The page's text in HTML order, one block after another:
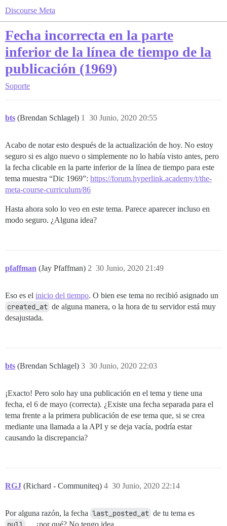
Discourse Meta
Fecha incorrecta en la parte
inferior de la línea de tiempo de la
publicación (1969)
Soporte
bts (Brendan Schlagel) 30 Junio, 2020 20:55
1
Acabo de notar esto después de la actualización de hoy. No estoy
seguro si es algo nuevo o simplemente no lo había visto antes, pero
la fecha clicable en la parte inferior de la línea de tiempo para este
tema muestra “Dic 1969”: https://forum.hyperlink.academy/t/the-
meta-course-curriculum/86
Hasta ahora solo lo veo en este tema. Parece aparecer incluso en
modo seguro. ¿Alguna idea?
pfaffman (Jay Pfaffman) 30 Junio, 2020 21:49
2
Eso es el inicio del tiempo. O bien ese tema no recibió asignado un
created_at de alguna manera, o la hora de tu servidor está muy
desajustada.
bts (Brendan Schlagel) 30 Junio, 2020 22:03
3
¡Exacto! Pero solo hay una publicación en el tema y tiene una
fecha, el 6 de mayo (correcta). ¿Existe una fecha separada para el
tema frente a la primera publicación de ese tema que, si se crea
mediante una llamada a la API y se deja vacía, podría estar
causando la discrepancia?
RGJ (Richard - Communiteq) 30 Junio, 2020 22:14
4
Por alguna razón, la fecha last_posted_at de tu tema es
… ¿por qué? No tengo idea.